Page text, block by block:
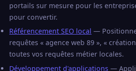
portails sur mesure pour les
pour convertir.
Référencement SEO local —
requêtes « agence web 89 », «
toutes vos requêtes métier locales.
Développement d'applications —